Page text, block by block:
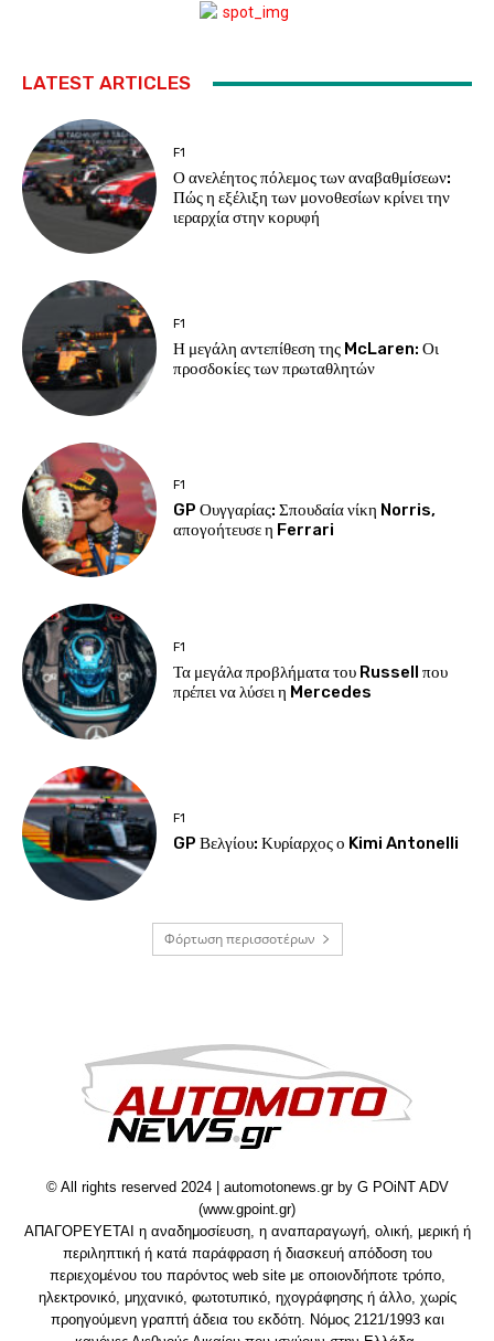
LATEST ARTICLES
F1
Ο ανελέητος πόλεμος των αναβαθμίσεων:
Πώς η εξέλιξη των μονοθεσίων κρίνει την
ιεραρχία στην κορυφή
F1
Η μεγάλη αντεπίθεση της McLaren: Οι
προσδοκίες των πρωταθλητών
F1
GP Ουγγαρίας: Σπουδαία νίκη Norris,
απογοήτευσε η Ferrari
F1
Τα μεγάλα προβλήματα του Russell που
πρέπει να λύσει η Mercedes
F1
GP Βελγίου: Κυρίαρχος ο Kimi Antonelli
Φόρτωση περισσοτέρων
© All rights reserved 2024 | automotonews.gr by G POiNT ADV
(www.gpoint.gr)
ΑΠΑΓΟΡΕΥΕΤΑΙ η αναδημοσίευση, η αναπαραγωγή, ολική, μερική ή
περιληπτική ή κατά παράφραση ή διασκευή απόδοση του
περιεχομένου του παρόντος web site με οποιονδήποτε τρόπο,
ηλεκτρονικό, μηχανικό, φωτοτυπικό, ηχογράφησης ή άλλο, χωρίς
προηγούμενη γραπτή άδεια του εκδότη. Νόμος 2121/1993 και